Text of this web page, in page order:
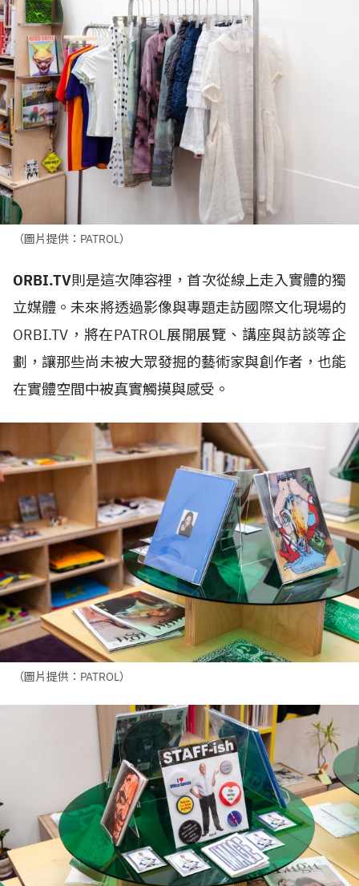
（圖片提供：PATROL）
ORBI.TV則是這次陣容裡，首次從線上走入實體的獨
立媒體。未來將透過影像與專題走訪國際文化現場的
ORBI.TV，將在PATROL展開展覽、講座與訪談等企
劃，讓那些尚未被大眾發掘的藝術家與創作者，也能
在實體空間中被真實觸摸與感受。
（圖片提供：PATROL）